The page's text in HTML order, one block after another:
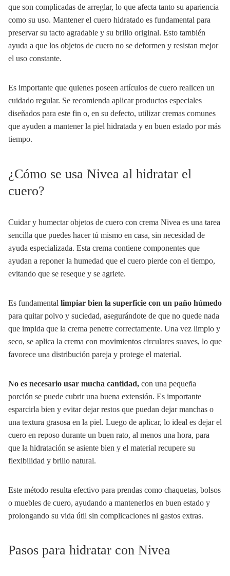
que son complicadas de arreglar, lo que afecta tanto su apariencia
como su uso. Mantener el cuero hidratado es fundamental para
preservar su tacto agradable y su brillo original. Esto también
ayuda a que los objetos de cuero no se deformen y resistan mejor
el uso constante.
Es importante que quienes poseen artículos de cuero realicen un
cuidado regular. Se recomienda aplicar productos especiales
diseñados para este fin o, en su defecto, utilizar cremas comunes
que ayuden a mantener la piel hidratada y en buen estado por más
tiempo.
¿Cómo se usa Nivea al hidratar el
cuero?
Cuidar y humectar objetos de cuero con crema Nivea es una tarea
sencilla que puedes hacer tú mismo en casa, sin necesidad de
ayuda especializada. Esta crema contiene componentes que
ayudan a reponer la humedad que el cuero pierde con el tiempo,
evitando que se reseque y se agriete.
Es fundamental limpiar bien la superficie con un paño húmedo
para quitar polvo y suciedad, asegurándote de que no quede nada
que impida que la crema penetre correctamente. Una vez limpio y
seco, se aplica la crema con movimientos circulares suaves, lo que
favorece una distribución pareja y protege el material.
No es necesario usar mucha cantidad, con una pequeña
porción se puede cubrir una buena extensión. Es importante
esparcirla bien y evitar dejar restos que puedan dejar manchas o
una textura grasosa en la piel. Luego de aplicar, lo ideal es dejar el
cuero en reposo durante un buen rato, al menos una hora, para
que la hidratación se asiente bien y el material recupere su
flexibilidad y brillo natural.
Este método resulta efectivo para prendas como chaquetas, bolsos
o muebles de cuero, ayudando a mantenerlos en buen estado y
prolongando su vida útil sin complicaciones ni gastos extras.
Pasos para hidratar con Nivea